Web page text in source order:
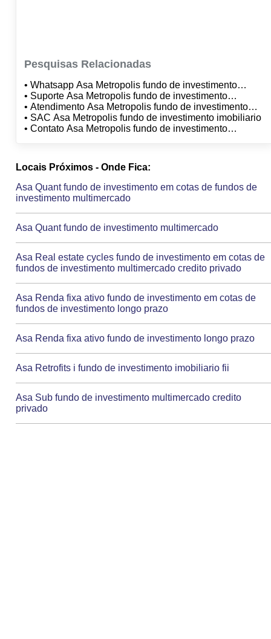
Pesquisas Relacionadas
• Whatsapp Asa Metropolis fundo de investimento
imobiliario
• Suporte Asa Metropolis fundo de investimento
imobiliario
• Atendimento Asa Metropolis fundo de investimento
imobiliario
• SAC Asa Metropolis fundo de investimento imobiliario
• Contato Asa Metropolis fundo de investimento
Locais Próximos - Onde Fica:
Asa Quant fundo de investimento em cotas de fundos de
investimento multimercado
Asa Quant fundo de investimento multimercado
Asa Real estate cycles fundo de investimento em cotas de
fundos de investimento multimercado credito privado
Asa Renda fixa ativo fundo de investimento em cotas de
fundos de investimento longo prazo
Asa Renda fixa ativo fundo de investimento longo prazo
Asa Retrofits i fundo de investimento imobiliario fii
Asa Sub fundo de investimento multimercado credito
privado